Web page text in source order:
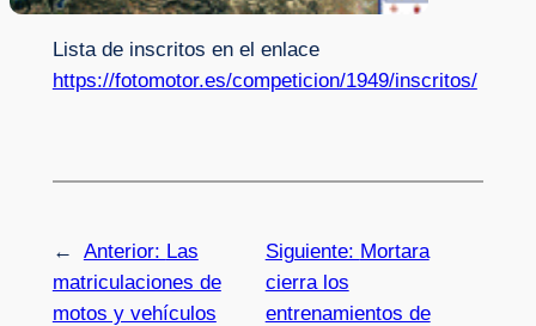
Lista de inscritos en el enlace
https://fotomotor.es/competicion/1949/inscritos/
← Anterior: Las
matriculaciones de
motos y vehículos
Siguiente: Mortara
cierra los
entrenamientos de